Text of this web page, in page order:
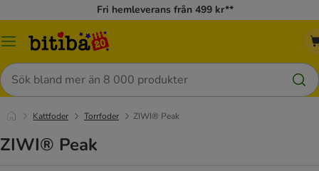
Fri hemleverans från 499 kr**
Meny
Sök
Kattfoder Torrfoder ZIWI® Peak
ZIWI® Peak